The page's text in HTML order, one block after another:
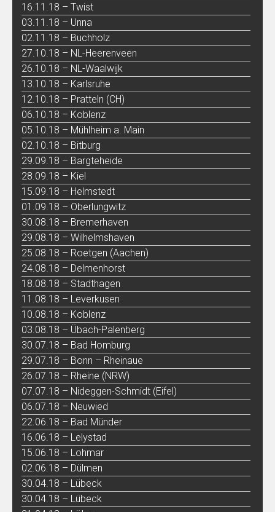
16.11.18 – Twist
03.11.18 – Unna
02.11.18 – Buchholz
27.10.18 – NL-Heerenveen
26.10.18 – NL-Waalwijk
13.10.18 – Karlsruhe
12.10.18 – Pratteln (CH)
06.10.18 – Koblenz
05.10.18 – Mühlheim a. Main
02.10.18 – Bitburg
29.09.18 – Bargteheide
28.09.18 – Kiel
15.09.18 – Helmstedt
01.09.18 – Oberlungwitz
30.08.18 – Bremerhaven
29.08.18 – Wilhelmshaven
25.08.18 – Roetgen (Aachen)
24.08.18 – Delmenhorst
18.08.18 – Stadthagen
11.08.18 – Leverkusen
10.08.18 – Koblenz
03.08.18 – Übach-Palenberg
30.07.18 – Bad Homburg
29.07.18 – Bonn – Rheinaue
26.07.18 – Rheine (NRW)
07.07.18 – Nideggen-Schmidt (Eifel)
06.07.18 – Neuwied
22.06.18 – Bad Münder
16.06.18 – Lelystad
15.06.18 – Lohmar
02.06.18 – Dülmen
30.04.18 – Lübeck
30.04.18 – Lübeck